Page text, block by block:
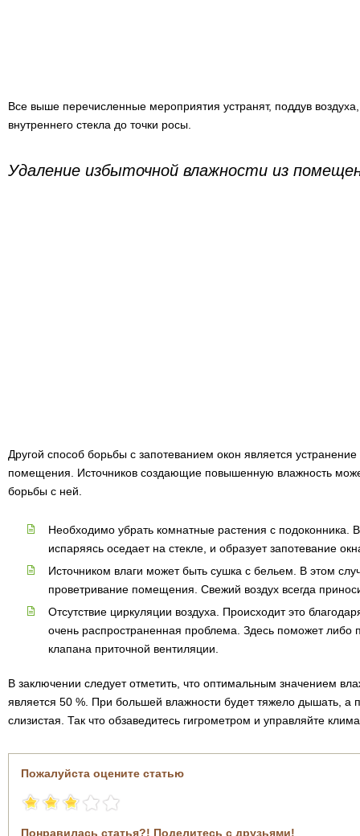
Все выше перечисленные мероприятия устранят, поддув
внутреннего стекла до точки росы.
Удаление избыточной влажности из
Другой способ борьбы с запотеванием окон является
помещения. Источников создающие повышенную влажность
борьбы с ней.
Необходимо убрать комнатные растения с подоконника.
испаряясь оседает на стекле, и образует запотевание
Источником влаги может быть сушка с бельем. В этом
проветривание помещения. Свежий воздух всегда
Отсутствие циркуляции воздуха. Происходит это
очень распространенная проблема. Здесь поможет либо
клапана приточной вентиляции.
В заключении следует отметить, что оптимальным значением
является 50 %. При большей влажности будет тяжело дышать, а
слизистая. Так что обзаведитесь гигрометром и управляйте
Пожалуйста оцените статью
Понравилась статья?! Поделитесь с друзьями!